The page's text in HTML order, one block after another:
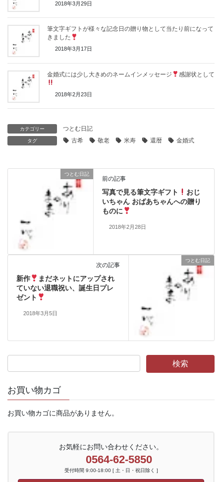
2018年3月29日
筆文字ギフトが様々な記念日の贈り物として当たり前になって
きました
2018年3月17日
金婚式には少し大きめのネームインメッセージ 感謝状として
2018年2月23日
カテゴリー つとむ日記
タグ 古希 敬老 米寿 還暦 金婚式
つとむ日記
前の記事
写真で見る筆文字ギフト
おじ
いちゃん おばあちゃんへの贈り
ものに
2018年2月28日
つとむ日記
次の記事
新作
まだネットにアップされ
ていない退職祝い、誕生日プレ
ゼント
2018年3月5日
お買い物カゴ
お買い物カゴに商品がありません。
お気軽にお問い合わせください。
0564-62-5850
受付時間 9:00-18:00 [ 土・日・祝日除く ]